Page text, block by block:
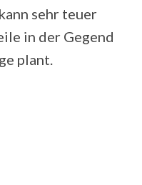
sehr teuer
in der Gegend
plant.